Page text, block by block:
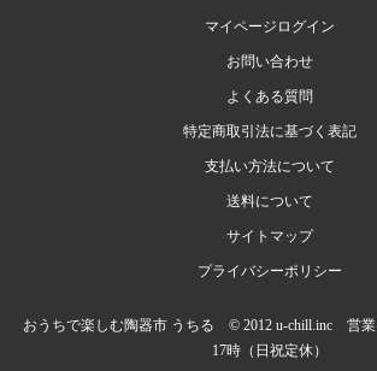
マイページログイン
お問い合わせ
よくある質問
特定商取引法に基づく表記
支払い方法について
送料について
サイトマップ
プライバシーポリシー
おうちで楽しむ陶器市 うちる © 2012 u-chill.inc 営業
17時（日祝定休）